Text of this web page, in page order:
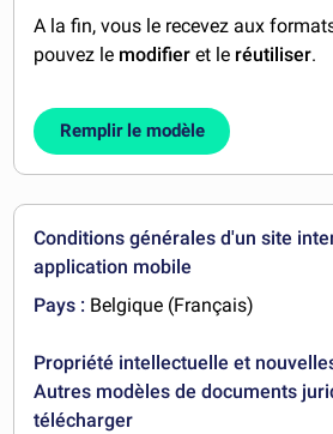
A la fin, vous le recevez aux
pouvez le modifier et le réutiliser.
Remplir le modèle
Conditions générales d'un site
application mobile
Pays : Belgique (Français)
Propriété intellectuelle et
Autres modèles de documents
télécharger